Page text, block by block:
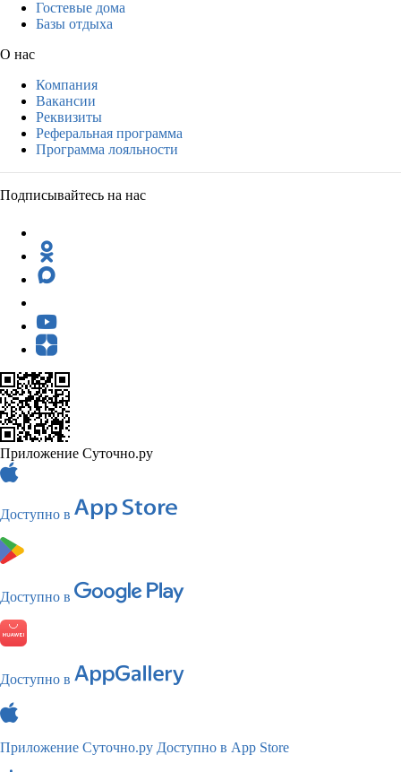
Гостевые дома
Базы отдыха
О нас
Компания
Вакансии
Реквизиты
Реферальная программа
Программа лояльности
Подписывайтесь на нас
Приложение Суточно.ру
Доступно в
Доступно в
Доступно в
Приложение Суточно.ру Доступно в App Store